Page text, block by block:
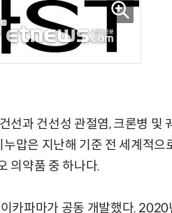
선과 건선성 관절염, 크론병 및
맙은 지난해 기준 전 세계적으
의약품 중 하나다.
카파마가 공동 개발했다. 2020